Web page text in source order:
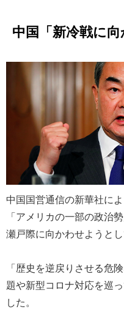
中国「新冷戦に
中国国営通信の新華社に
「アメリカの一部の政治
瀬戸際に向かわせようとし
「歴史を逆戻りさせる危
題や新型コロナ対応を巡
した。